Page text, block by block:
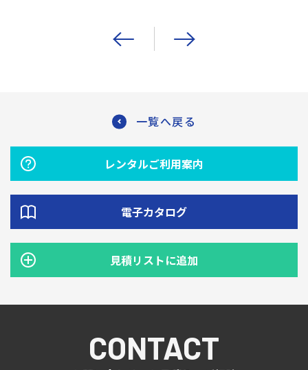
一覧へ戻る
レンタルご利用案内
電子カタログ
見積リストに追加
CONTACT